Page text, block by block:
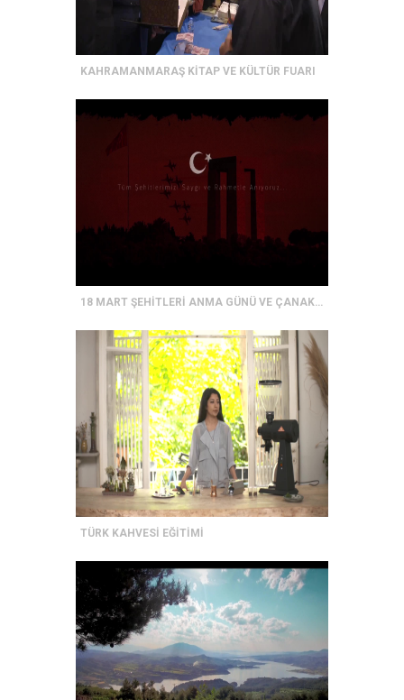
KAHRAMANMARAŞ KİTAP VE KÜLTÜR FUARI
18 MART ŞEHİTLERİ ANMA GÜNÜ VE ÇANAKKALE DENİZ ZAFERİ KAMU SPOTU
TÜRK KAHVESİ EĞİTİMİ